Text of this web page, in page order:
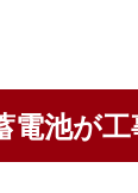
電池が工